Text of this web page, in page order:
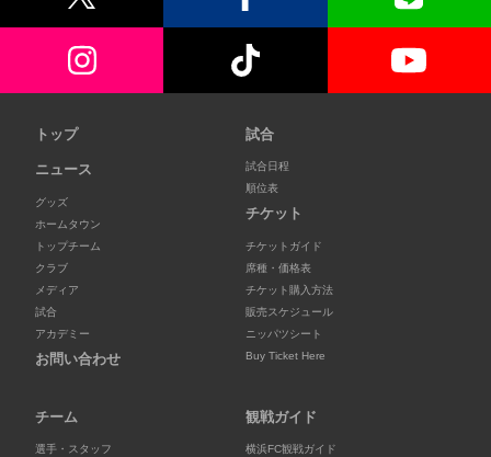
トップ
ニュース
グッズ
ホームタウン
トップチーム
クラブ
メディア
試合
アカデミー
お問い合わせ
試合
試合日程
順位表
チケット
チケットガイド
席種・価格表
チケット購入方法
販売スケジュール
ニッパツシート
Buy Ticket Here
チーム
選手・スタッフ
観戦ガイド
横浜FC観戦ガイド